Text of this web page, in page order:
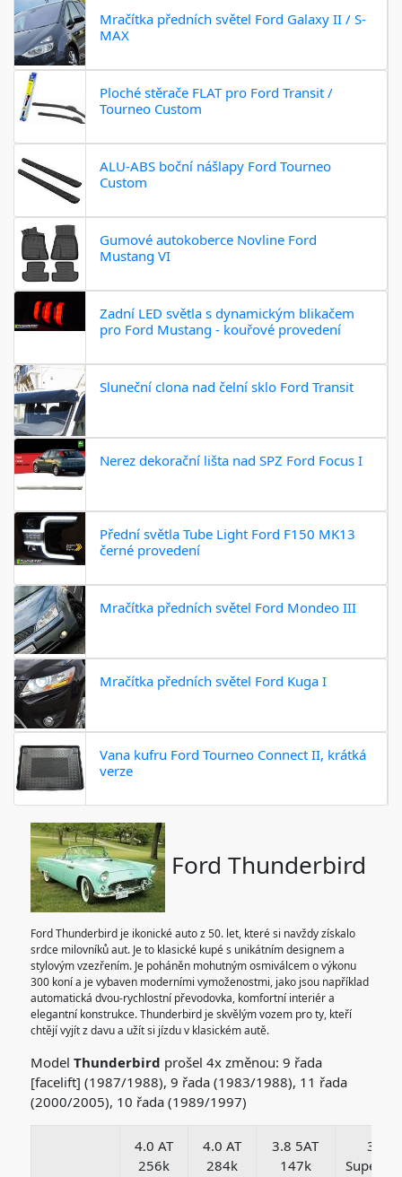
Mračítka předních světel Ford Galaxy II / S-
MAX
Ploché stěrače FLAT pro Ford Transit /
Tourneo Custom
ALU-ABS boční nášlapy Ford Tourneo
Custom
Gumové autokoberce Novline Ford
Mustang VI
Zadní LED světla s dynamickým blikačem
pro Ford Mustang - kouřové provedení
Sluneční clona nad čelní sklo Ford Transit
Nerez dekorační lišta nad SPZ Ford Focus I
Přední světla Tube Light Ford F150 MK13
černé provedení
Mračítka předních světel Ford Mondeo III
Mračítka předních světel Ford Kuga I
Vana kufru Ford Tourneo Connect II, krátká
verze
Ford Thunderbird
Ford Thunderbird je ikonické auto z 50. let, které si navždy získalo
srdce milovníků aut. Je to klasické kupé s unikátním designem a
stylovým vzezřením. Je poháněn mohutným osmiválcem o výkonu
300 koní a je vybaven moderními vymoženostmi, jako jsou například
automatická dvou-rychlostní převodovka, komfortní interiér a
elegantní konstrukce. Thunderbird je skvělým vozem pro ty, kteří
chtějí vyjít z davu a užít si jízdu v klasickém autě.
Model Thunderbird prošel 4x změnou: 9 řada
[facelift] (1987/1988), 9 řada (1983/1988), 11 řada
(2000/2005), 10 řada (1989/1997)
4.0 AT
256k
4.0 AT
284k
3.8 5AT
147k
3.8